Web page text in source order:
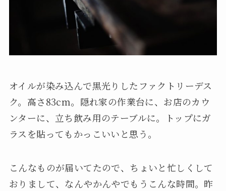
オイルが染み込んで黒光りしたファクトリーデス
ク。高さ83cm。隠れ家の作業台に、お店のカウ
ンターに、立ち飲み用のテーブルに。トップにガ
ラスを貼ってもかっこいいと思う。
こんなものが届いてたので、ちょいと忙しくして
おりまして、なんやかんやでもうこんな時間。昨